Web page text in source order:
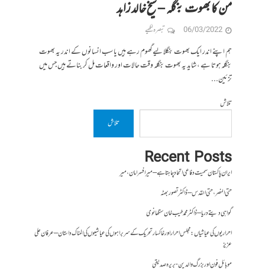
من کا بھوت بنگلہ – شیخ خالد زاہد
06/03/2022 تبصرہ لکھیے
ہم اپنے اندر ایک بھوت بنگلا لیے گھوم رہے ہیں یا سب انسانوں کے اندر یہ بھوت
بنگلہ ہوتا ہے ، شاید یہ بھوت بنگلہ وقت حالات اور واقعات مل کر بناتے ہیں جس میں
تزئین...
تلاش
تلاش
Recent Posts
ایران پاکستان سمیت دفاعی اتحاد چاہتا ہے – میر افسر امان،میر
حتی النصر ، حتی القدس – ڈاکٹر تصور بھٹہ
گواہی دیتے دریا – ڈاکٹر محمد طیب خان سنگھانوی
احراریوں کی عیاشیاں : مجلس احرار اور خاکسار تحریک کے سربراہوں کی عیاشیوں کی المناک داستان – عرفان علی
عزیز
موبائل فون اور بزرگ والدین- بریرہ صدیقی